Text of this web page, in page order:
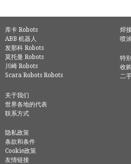
库卡 Robots
ABB 机器人
发那科 Robots
莫托曼 Robots
川崎 Robots
Scara Robots Robots
焊
喷
特
收
二
关于我们
世界各地的代表
联系方式
隐私政策
条款和条件
Cookie政策
友情链接